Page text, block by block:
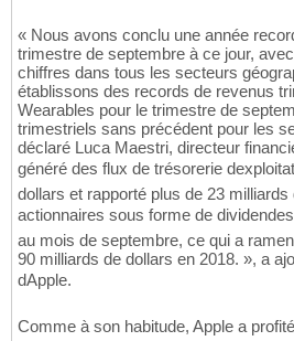
« Nous avons conclu une année
trimestre de septembre à ce jour,
chiffres dans tous les secteurs
établissons des records de revenus
Wearables pour le trimestre de
trimestriels sans précédent pour les
déclaré Luca Maestri, directeur
généré des flux de trésorerie
dollars et rapporté plus de 23 milliards
actionnaires sous forme de
au mois de septembre, ce qui a
90 milliards de dollars en 2018. », a
dApple.
Comme à son habitude, Apple a